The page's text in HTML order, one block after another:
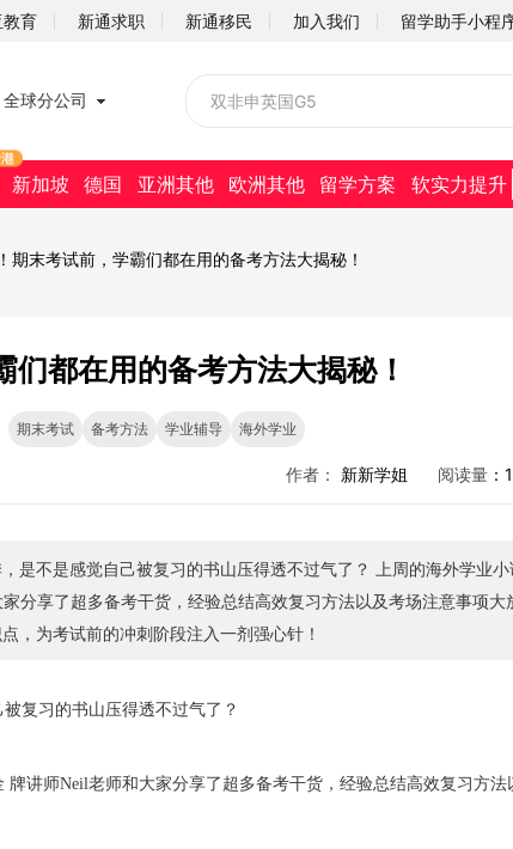
育 新通求职 新通移民 加入我们
社会招聘
留学助手小程
全球分公司
新加坡 德国 亚洲其他 欧洲其他 留学方案 软实力提升
期末考试前，学霸们都在用的备考方法大揭秘！
都在用的备考方法大揭秘！
期末考试 备考方法 学业辅导 海外学业
作者： 新新学姐 阅读量
己被复习的书山压得透不过气了？ 上周的海外学业小课堂，我们的学
享了超多备考干货，经验总结高效复习方法以及考场注意事项大放送！ 下
，为考试前的冲刺阶段注入一剂强心针！
复习的书山压得透不过气了？
牌讲师Neil老师和大家分享了超多备考干货，经验总结高效复习方